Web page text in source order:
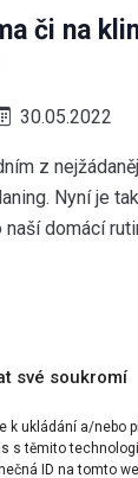
své soukromí
k ukládání a/nebo
s těmito
ID na tomto
či na
30.05.2022
z
Nyní je
domácí
Je
05.05.2022